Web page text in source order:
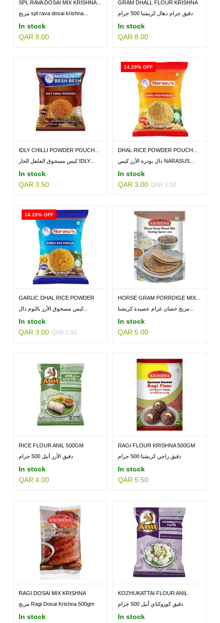
SPL RAVA DOSAI MIX KRISHNA...
مزيج spl rava dosai krishna...
In stock
QAR 8.00
GRAM DHALL FLOUR KRISHNA
500GM
دقيق جرام دهال كريشنا 500 جرام
In stock
QAR 8.00
IDLY CHILLI POWDER POUCH...
كيس مسحوق الفلفل الحار IDLY...
In stock
QAR 3.50
14.29% OFF
DHAL RICE POWDER POUCH...
دال بودرة الأرز كيس NARASUS...
In stock
QAR 3.00 QAR 3.50
14.29% OFF
GARLIC DHAL RICE POWDER
POUCH...
كيس مسحوق الأرز بالثوم دال...
In stock
QAR 3.00QAR 3.50
HORSE GRAM PORRDIGE MIX...
In stock
QAR 5.00
RICE FLOUR ANIL 500GM
دقيق الأرز أنيل 500 جرام
In stock
QAR 4.00
RAGI FLOUR KRISHNA 500GM
دقيق راجي كريشنا 500 جرام
In stock
QAR 5.50
RAGI DOSAI MIX KRISHNA
500GMمزيج Ragi Dosai Krishna 500gm
In stock
KOZHUKATTAI FLOUR ANIL
500GM
دقيق كوزوكتاي أنيل 500 جرام
In stock